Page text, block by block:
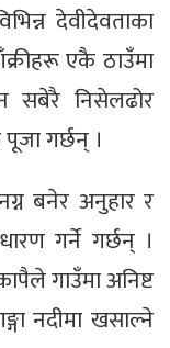
देवीदेवताका
एकै ठाउँमा
सबेरै निसेलढोर
गर्छन् ।
बनेर अनुहार र
गर्ने गर्छन् ।
गाउँमा अनिष्ट
नदीमा खसाल्ने